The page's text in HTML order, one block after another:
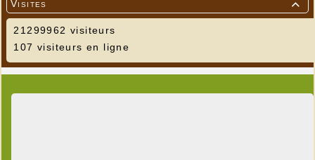

Visites
21299962 visiteurs
107 visiteurs en ligne